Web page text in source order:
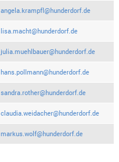
angela.krampfl@hunderdorf.de
lisa.macht@hunderdorf.de
julia.muehlbauer@hunderdorf.de
hans.pollmann@hunderdorf.de
sandra.rother@hunderdorf.de
claudia.weidacher@hunderdorf.de
markus.wolf@hunderdorf.de